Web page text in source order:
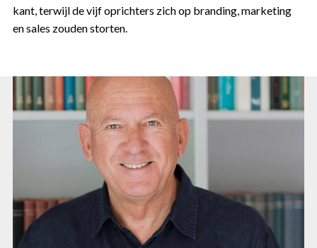
kant, terwijl de vijf oprichters zich op branding, marketing
en sales zouden storten.